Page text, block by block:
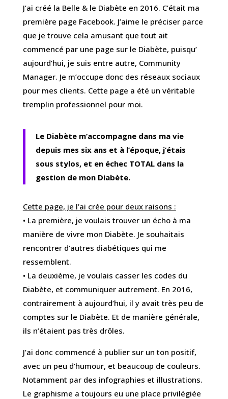
J’ai créé la Belle & le Diabète en 2016. C’était ma
première page Facebook. J’aime le préciser parce
que je trouve cela amusant que tout ait
commencé par une page sur le Diabète, puisqu’
aujourd’hui, je suis entre autre, Community
Manager. Je m’occupe donc des réseaux sociaux
pour mes clients. Cette page a été un véritable
tremplin professionnel pour moi.
Le Diabète m’accompagne dans ma vie
depuis mes six ans et à l’époque, j’étais
sous stylos, et en échec TOTAL dans la
gestion de mon Diabète.
Cette page, je l’ai crée pour deux raisons :
• La première, je voulais trouver un écho à ma
manière de vivre mon Diabète. Je souhaitais
rencontrer d’autres diabétiques qui me
ressemblent.
• La deuxième, je voulais casser les codes du
Diabète, et communiquer autrement. En 2016,
contrairement à aujourd’hui, il y avait très peu de
comptes sur le Diabète. Et de manière générale,
ils n’étaient pas très drôles.
J’ai donc commencé à publier sur un ton positif,
avec un peu d’humour, et beaucoup de couleurs.
Notamment par des infographies et illustrations.
Le graphisme a toujours eu une place privilégiée